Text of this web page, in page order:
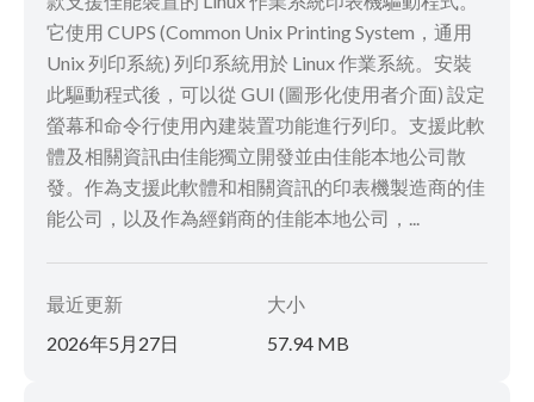
它使用 CUPS (Common Unix Printing System，通用
Unix 列印系統) 列印系統用於 Linux 作業系統。安裝
此驅動程式後，可以從 GUI (圖形化使用者介面) 設定
螢幕和命令行使用內建裝置功能進行列印。支援此軟
體及相關資訊由佳能獨立開發並由佳能本地公司散
發。作為支援此軟體和相關資訊的印表機製造商的佳
能公司，以及作為經銷商的佳能本地公司，...
最近更新
2026年5月27日
大小
57.94 MB